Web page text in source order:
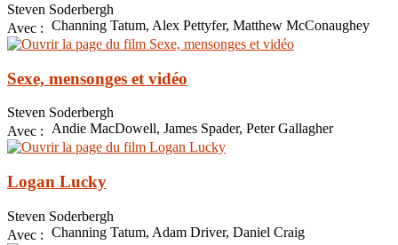
Steven Soderbergh
Avec : Channing Tatum, Alex Pettyfer, Matthew McConaughey
Sexe, mensonges et vidéo
Steven Soderbergh
Avec :
Andie MacDowell, James Spader, Peter Gallagher
Logan Lucky
Steven Soderbergh
Avec : Channing Tatum, Adam Driver, Daniel Craig